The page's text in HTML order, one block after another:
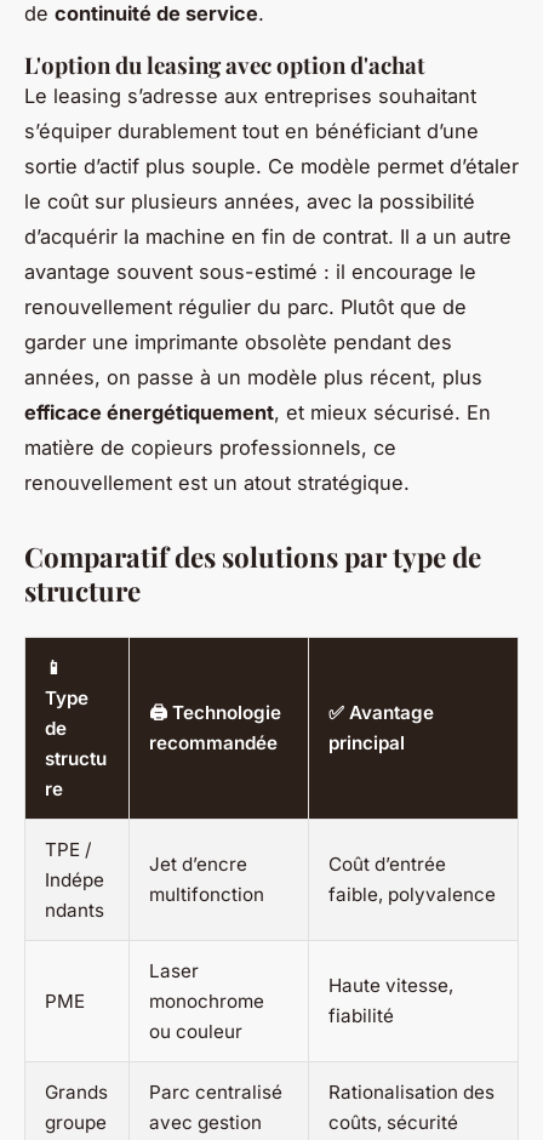
de continuité de service.
L'option du leasing avec option d'achat
Le leasing s’adresse aux entreprises souhaitant
s’équiper durablement tout en bénéficiant d’une
sortie d’actif plus souple. Ce modèle permet d’étaler
le coût sur plusieurs années, avec la possibilité
d’acquérir la machine en fin de contrat. Il a un autre
avantage souvent sous-estimé : il encourage le
renouvellement régulier du parc. Plutôt que de
garder une imprimante obsolète pendant des
années, on passe à un modèle plus récent, plus
efficace énergétiquement, et mieux sécurisé. En
matière de copieurs professionnels, ce
renouvellement est un atout stratégique.
Comparatif des solutions par type de
structure
📱
Type
de
structu
re
🖨️ Technologie
recommandée
✅ Avantage
principal
TPE /
Indépe
ndants
Jet d’encre
multifonction
Coût d’entrée
faible, polyvalence
PME
Laser
monochrome
ou couleur
Haute vitesse,
fiabilité
Grands
groupe
Parc centralisé
avec gestion
Rationalisation des
coûts, sécurité